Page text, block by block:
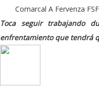
Comarcal A Fervenza
Toca seguir trabajando
enfrentamiento que tendrá